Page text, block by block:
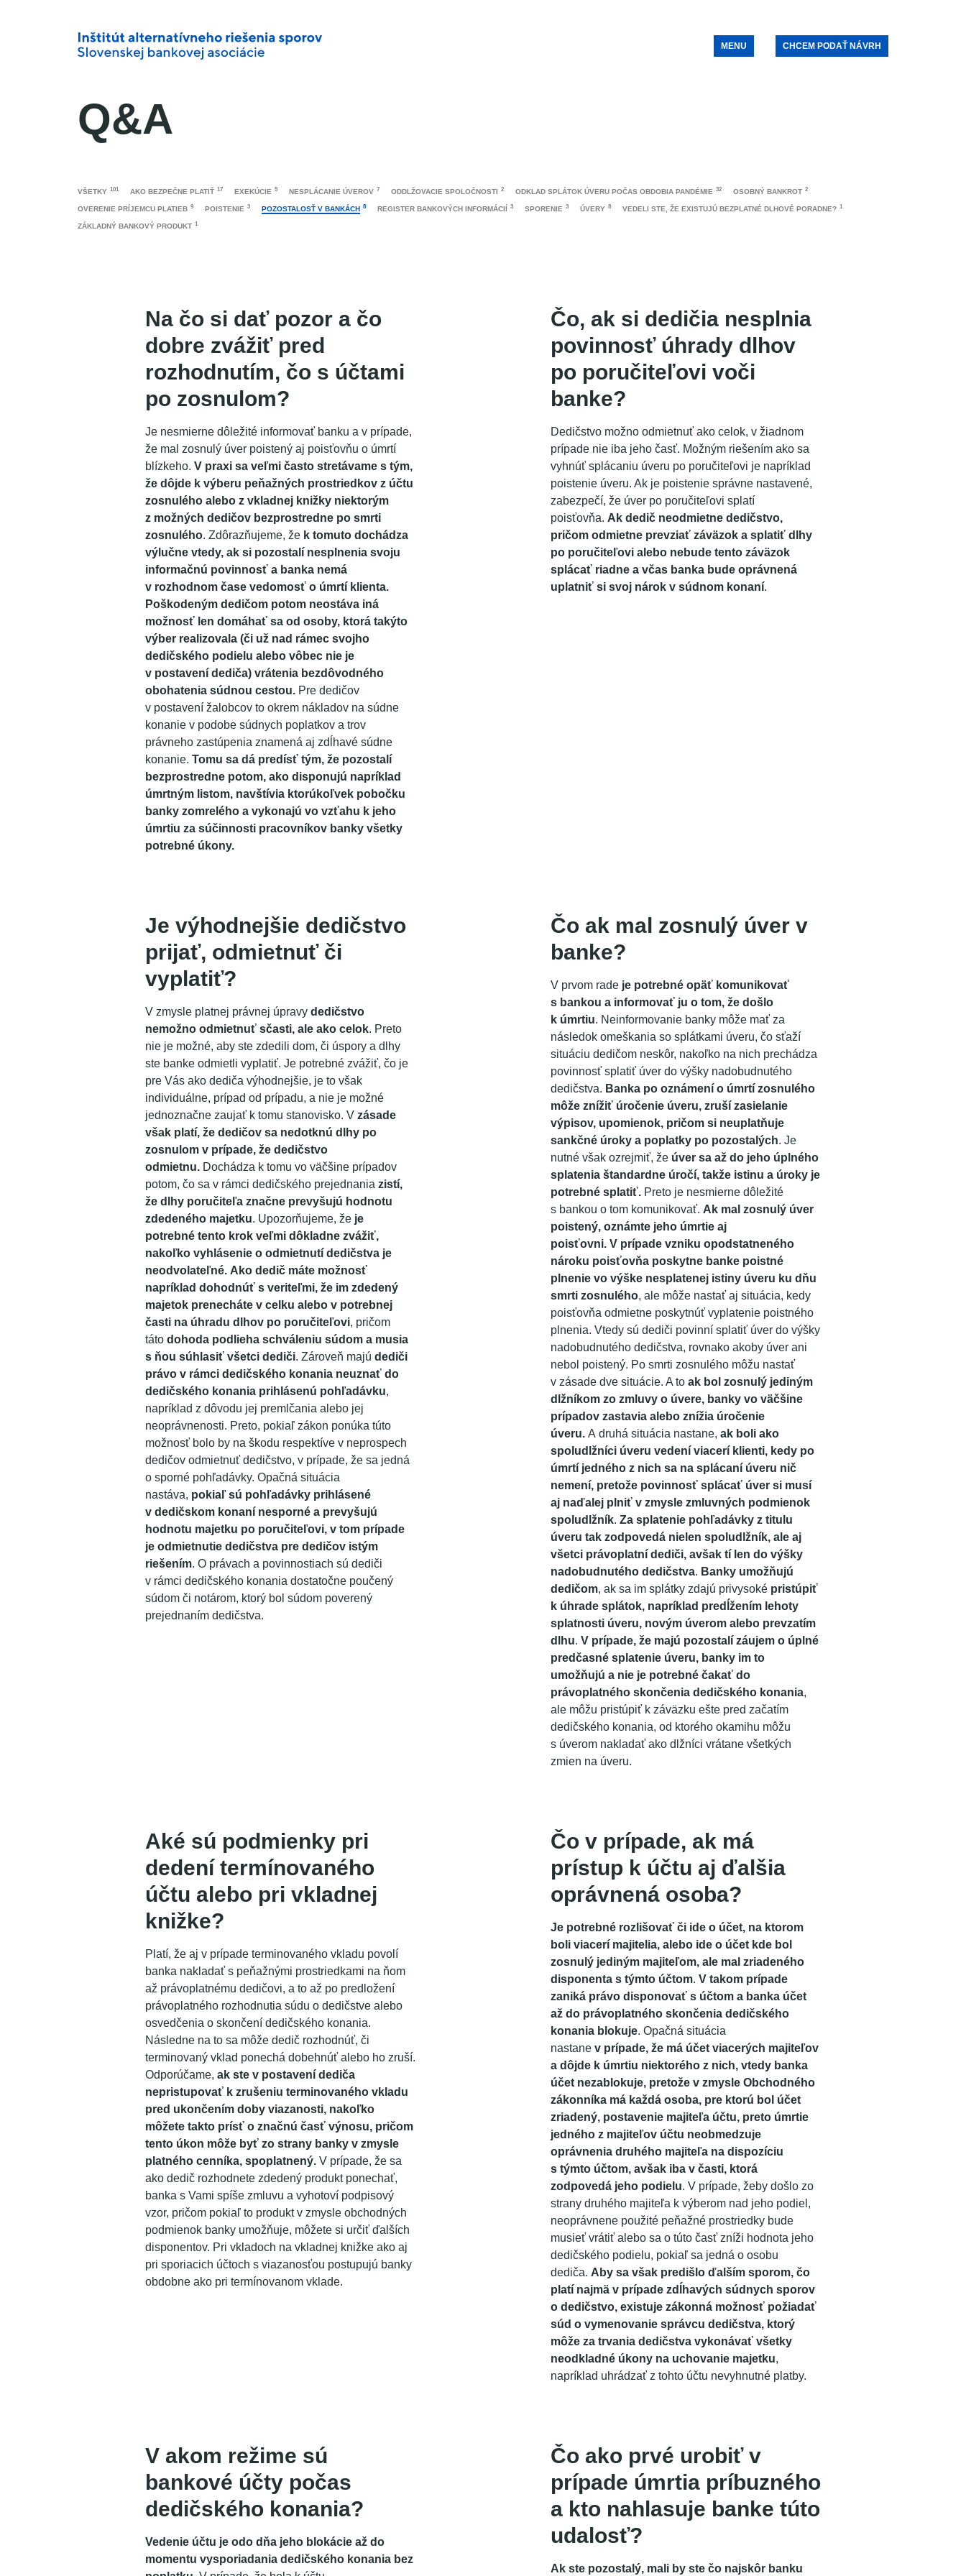
MENU CHCEM PODAŤ NÁVRH
Q&A
VŠETKY 101 AKO BEZPEČNE PLATIŤ 17 EXEKÚCIE 5 NESPLÁCANIE ÚVEROV 7 ODDLŽOVACIE SPOLOČNOSTI 2 ODKLAD SPLÁTOK ÚVERU POČAS OBDOBIA PANDÉMIE 32 OSOBNÝ BANKROT 2
OVERENIE PRÍJEMCU PLATIEB 9 POISTENIE 3 POZOSTALOSŤ V BANKÁCH 8 REGISTER BANKOVÝCH INFORMÁCIÍ 3 SPORENIE 3 ÚVERY 8 VEDELI STE, ŽE EXISTUJÚ BEZPLATNÉ DLHOVÉ PORADNE? 1
ZÁKLADNÝ BANKOVÝ PRODUKT 1
Na čo si dať pozor a čo
dobre zvážiť pred
rozhodnutím, čo s účtami
po zosnulom?
Je nesmierne dôležité informovať banku a v prípade,
že mal zosnulý úver poistený aj poisťovňu o úmrtí
blízkeho. V praxi sa veľmi často stretávame s tým,
že dôjde k výberu peňažných prostriedkov z účtu
zosnulého alebo z vkladnej knižky niektorým
z možných dedičov bezprostredne po smrti
zosnulého. Zdôrazňujeme, že k tomuto dochádza
výlučne vtedy, ak si pozostalí nesplnenia svoju
informačnú povinnosť a banka nemá
v rozhodnom čase vedomosť o úmrtí klienta.
Poškodeným dedičom potom neostáva iná
možnosť len domáhať sa od osoby, ktorá takýto
výber realizovala (či už nad rámec svojho
dedičského podielu alebo vôbec nie je
v postavení dediča) vrátenia bezdôvodného
obohatenia súdnou cestou. Pre dedičov
v postavení žalobcov to okrem nákladov na súdne
konanie v podobe súdnych poplatkov a trov
právneho zastúpenia znamená aj zdĺhavé súdne
konanie. Tomu sa dá predísť tým, že pozostalí
bezprostredne potom, ako disponujú napríklad
úmrtným listom, navštívia ktorúkoľvek pobočku
banky zomrelého a vykonajú vo vzťahu k jeho
úmrtiu za súčinnosti pracovníkov banky všetky
potrebné úkony.
Čo, ak si dedičia nesplnia
povinnosť úhrady dlhov
po poručiteľovi voči
banke?
Dedičstvo možno odmietnuť ako celok, v žiadnom
prípade nie iba jeho časť. Možným riešením ako sa
vyhnúť splácaniu úveru po poručiteľovi je napríklad
poistenie úveru. Ak je poistenie správne nastavené,
zabezpečí, že úver po poručiteľovi splatí
poisťovňa. Ak dedič neodmietne dedičstvo,
pričom odmietne prevziať záväzok a splatiť dlhy
po poručiteľovi alebo nebude tento záväzok
splácať riadne a včas banka bude oprávnená
uplatniť si svoj nárok v súdnom konaní.
Je výhodnejšie dedičstvo
prijať, odmietnuť či
vyplatiť?
V zmysle platnej právnej úpravy dedičstvo
nemožno odmietnuť sčasti, ale ako celok. Preto
nie je možné, aby ste zdedili dom, či úspory a dlhy
ste banke odmietli vyplatiť. Je potrebné zvážiť, čo je
pre Vás ako dediča výhodnejšie, je to však
individuálne, prípad od prípadu, a nie je možné
jednoznačne zaujať k tomu stanovisko. V zásade
však platí, že dedičov sa nedotknú dlhy po
zosnulom v prípade, že dedičstvo
odmietnu. Dochádza k tomu vo väčšine prípadov
potom, čo sa v rámci dedičského prejednania zistí,
že dlhy poručiteľa značne prevyšujú hodnotu
zdedeného majetku. Upozorňujeme, že je
potrebné tento krok veľmi dôkladne zvážiť,
nakoľko vyhlásenie o odmietnutí dedičstva je
neodvolateľné. Ako dedič máte možnosť
napríklad dohodnúť s veriteľmi, že im zdedený
majetok prenecháte v celku alebo v potrebnej
časti na úhradu dlhov po poručiteľovi, pričom
táto dohoda podlieha schváleniu súdom a musia
s ňou súhlasiť všetci dediči. Zároveň majú dediči
právo v rámci dedičského konania neuznať do
dedičského konania prihlásenú pohľadávku,
napríklad z dôvodu jej premlčania alebo jej
neoprávnenosti. Preto, pokiaľ zákon ponúka túto
možnosť bolo by na škodu respektíve v neprospech
dedičov odmietnuť dedičstvo, v prípade, že sa jedná
o sporné pohľadávky. Opačná situácia
nastáva, pokiaľ sú pohľadávky prihlásené
v dedičskom konaní nesporné a prevyšujú
hodnotu majetku po poručiteľovi, v tom prípade
je odmietnutie dedičstva pre dedičov istým
riešením. O právach a povinnostiach sú dediči
v rámci dedičského konania dostatočne poučený
súdom či notárom, ktorý bol súdom poverený
prejednaním dedičstva.
Čo ak mal zosnulý úver v
banke?
V prvom rade je potrebné opäť komunikovať
s bankou a informovať ju o tom, že došlo
k úmrtiu. Neinformovanie banky môže mať za
následok omeškania so splátkami úveru, čo sťaží
situáciu dedičom neskôr, nakoľko na nich prechádza
povinnosť splatiť úver do výšky nadobudnutého
dedičstva. Banka po oznámení o úmrtí zosnulého
môže znížiť úročenie úveru, zruší zasielanie
výpisov, upomienok, pričom si neuplatňuje
sankčné úroky a poplatky po pozostalých. Je
nutné však ozrejmiť, že úver sa až do jeho úplného
splatenia štandardne úročí, takže istinu a úroky je
potrebné splatiť. Preto je nesmierne dôležité
s bankou o tom komunikovať. Ak mal zosnulý úver
poistený, oznámte jeho úmrtie aj
poisťovni. V prípade vzniku opodstatneného
nároku poisťovňa poskytne banke poistné
plnenie vo výške nesplatenej istiny úveru ku dňu
smrti zosnulého, ale môže nastať aj situácia, kedy
poisťovňa odmietne poskytnúť vyplatenie poistného
plnenia. Vtedy sú dediči povinní splatiť úver do výšky
nadobudnutého dedičstva, rovnako akoby úver ani
nebol poistený. Po smrti zosnulého môžu nastať
v zásade dve situácie. A to ak bol zosnulý jediným
dlžníkom zo zmluvy o úvere, banky vo väčšine
prípadov zastavia alebo znížia úročenie
úveru. A druhá situácia nastane, ak boli ako
spoludlžníci úveru vedení viacerí klienti, kedy po
úmrtí jedného z nich sa na splácaní úveru nič
nemení, pretože povinnosť splácať úver si musí
aj naďalej plniť v zmysle zmluvných podmienok
spoludlžník. Za splatenie pohľadávky z titulu
úveru tak zodpovedá nielen spoludlžník, ale aj
všetci právoplatní dediči, avšak tí len do výšky
nadobudnutého dedičstva. Banky umožňujú
dedičom, ak sa im splátky zdajú privysoké pristúpiť
k úhrade splátok, napríklad predĺžením lehoty
splatnosti úveru, novým úverom alebo prevzatím
dlhu. V prípade, že majú pozostalí záujem o úplné
predčasné splatenie úveru, banky im to
umožňujú a nie je potrebné čakať do
právoplatného skončenia dedičského konania,
ale môžu pristúpiť k záväzku ešte pred začatím
dedičského konania, od ktorého okamihu môžu
s úverom nakladať ako dlžníci vrátane všetkých
zmien na úveru.
Aké sú podmienky pri
dedení termínovaného
účtu alebo pri vkladnej
knižke?
Platí, že aj v prípade terminovaného vkladu povolí
banka nakladať s peňažnými prostriedkami na ňom
až právoplatnému dedičovi, a to až po predložení
právoplatného rozhodnutia súdu o dedičstve alebo
osvedčenia o skončení dedičského konania.
Následne na to sa môže dedič rozhodnúť, či
terminovaný vklad ponechá dobehnúť alebo ho zruší.
Odporúčame, ak ste v postavení dediča
nepristupovať k zrušeniu terminovaného vkladu
pred ukončením doby viazanosti, nakoľko
môžete takto prísť o značnú časť výnosu, pričom
tento úkon môže byť zo strany banky v zmysle
platného cenníka, spoplatnený. V prípade, že sa
ako dedič rozhodnete zdedený produkt ponechať,
banka s Vami spíše zmluvu a vyhotoví podpisový
vzor, pričom pokiaľ to produkt v zmysle obchodných
podmienok banky umožňuje, môžete si určiť ďalších
disponentov. Pri vkladoch na vkladnej knižke ako aj
pri sporiacich účtoch s viazanosťou postupujú banky
obdobne ako pri termínovanom vklade.
Čo v prípade, ak má
prístup k účtu aj ďalšia
oprávnená osoba?
Je potrebné rozlišovať či ide o účet, na ktorom
boli viacerí majitelia, alebo ide o účet kde bol
zosnulý jediným majiteľom, ale mal zriadeného
disponenta s týmto účtom. V takom prípade
zaniká právo disponovať s účtom a banka účet
až do právoplatného skončenia dedičského
konania blokuje. Opačná situácia
nastane v prípade, že má účet viacerých majiteľov
a dôjde k úmrtiu niektorého z nich, vtedy banka
účet nezablokuje, pretože v zmysle Obchodného
zákonníka má každá osoba, pre ktorú bol účet
zriadený, postavenie majiteľa účtu, preto úmrtie
jedného z majiteľov účtu neobmedzuje
oprávnenia druhého majiteľa na dispozíciu
s týmto účtom, avšak iba v časti, ktorá
zodpovedá jeho podielu. V prípade, žeby došlo zo
strany druhého majiteľa k výberom nad jeho podiel,
neoprávnene použité peňažné prostriedky bude
musieť vrátiť alebo sa o túto časť zníži hodnota jeho
dedičského podielu, pokiaľ sa jedná o osobu
dediča. Aby sa však predišlo ďalším sporom, čo
platí najmä v prípade zdĺhavých súdnych sporov
o dedičstvo, existuje zákonná možnosť požiadať
súd o vymenovanie správcu dedičstva, ktorý
môže za trvania dedičstva vykonávať všetky
neodkladné úkony na uchovanie majetku,
napríklad uhrádzať z tohto účtu nevyhnutné platby.
V akom režime sú
bankové účty počas
dedičského konania?
Vedenie účtu je odo dňa jeho blokácie až do
momentu vysporiadania dedičského konania bez
Čo ako prvé urobiť v
prípade úmrtia príbuzného
a kto nahlasuje banke túto
udalosť?
Ak ste pozostalý, mali by ste čo najskôr banku